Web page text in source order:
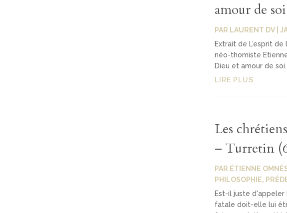
amour de
PAR LAURENT DV |
Extrait de L’esprit
néo-thomiste
Dieu et amour de soi.
LIRE PLUS
Les
– Turretin
PAR ÉTIENNE
PHILOSOPHIE,
Est-il juste
fatale doit-elle lui